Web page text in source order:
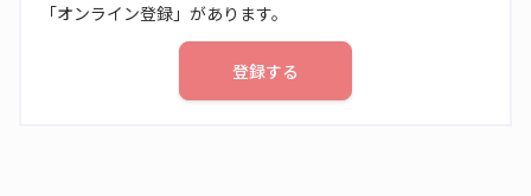
「オンライン登録」があります。
登録する